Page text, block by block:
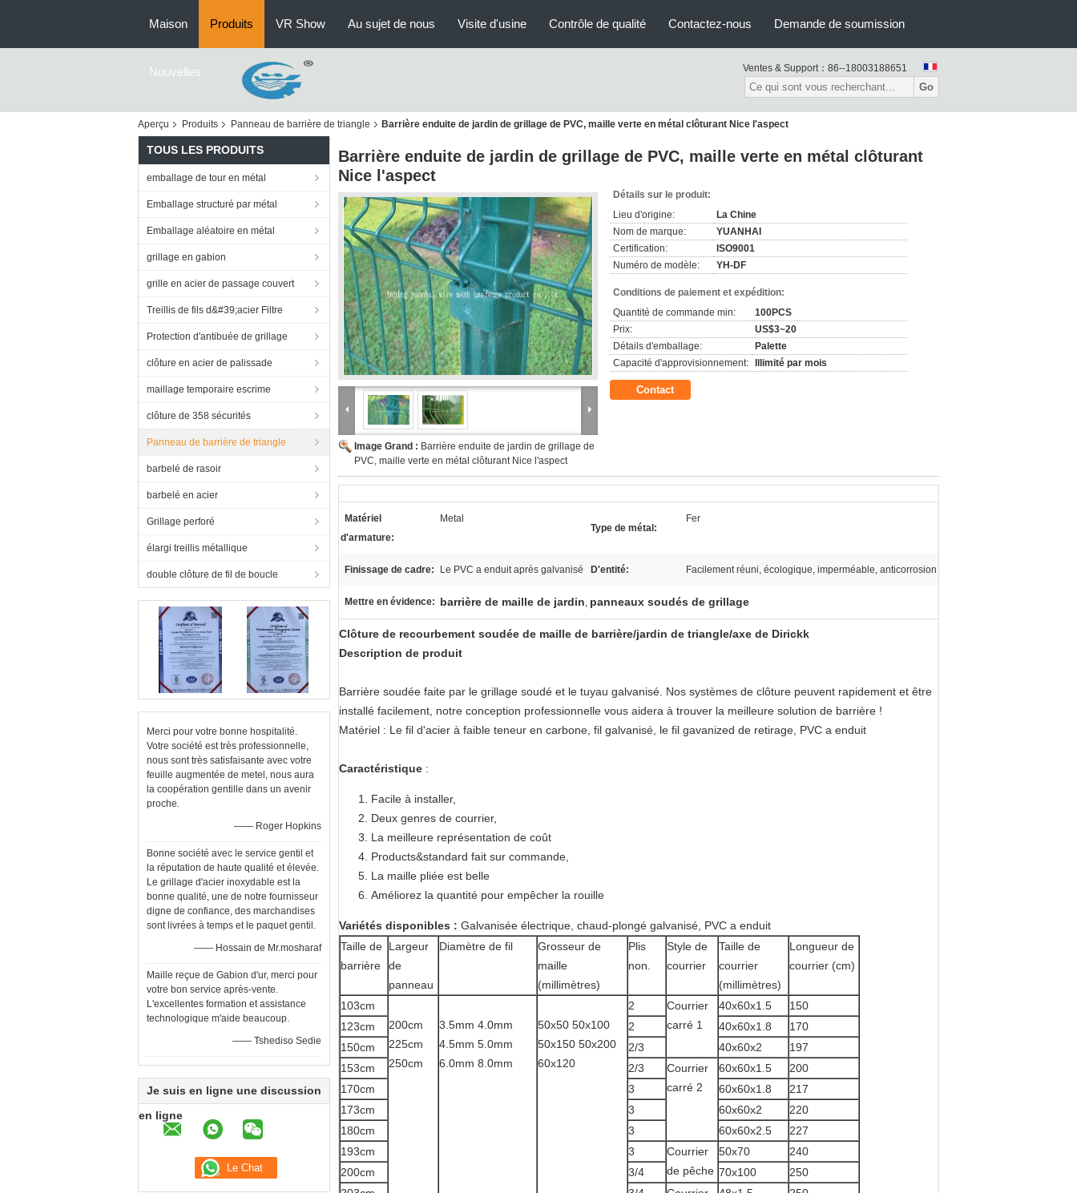
Maison Produits VR Show Au sujet de nous Visite d'usine Contrôle de qualité Contactez-nous Demande de soumission
Nouvelles Ventes & Support： 86--18003188651
Go
Aperçu Produits Panneau de barrière de triangle Barrière enduite de jardin de grillage de PVC, maille verte en métal clôturant Nice l'aspect
TOUS LES PRODUITS
emballage de tour en métal
Emballage structuré par métal
Emballage aléatoire en métal
grillage en gabion
grille en acier de passage couvert
Treillis de fils d&#39;acier Filtre
Protection d'antibuée de grillage
clôture en acier de palissade
maillage temporaire escrime
clôture de 358 sécurités
Panneau de barrière de triangle
barbelé de rasoir
barbelé en acier
Grillage perforé
élargi treillis métallique
double clôture de fil de boucle
Merci pour votre bonne hospitalité.
Votre société est très professionnelle,
nous sont très satisfaisante avec votre
feuille augmentée de metel, nous aura
la coopération gentille dans un avenir
proche.
—— Roger Hopkins
Bonne société avec le service gentil et
la réputation de haute qualité et élevée.
Le grillage d'acier inoxydable est la
bonne qualité, une de notre fournisseur
digne de confiance, des marchandises
sont livrées à temps et le paquet gentil.
—— Hossain de Mr.mosharaf
Maille reçue de Gabion d'ur, merci pour
votre bon service après-vente.
L'excellentes formation et assistance
technologique m'aide beaucoup.
—— Tshediso Sedie
Je suis en ligne une discussion
en ligne
Barrière enduite de jardin de grillage de PVC, maille verte en métal clôturant
Nice l'aspect
Image Grand : Barrière enduite de jardin de grillage de
PVC, maille verte en métal clôturant Nice l'aspect
Détails sur le produit:
Lieu d'origine:
La Chine
Nom de marque:
YUANHAI
Certification:
ISO9001
Numéro de modèle:
YH-DF
Conditions de paiement et expédition:
Quantité de commande min:
100PCS
Prix:
US$3~20
Détails d'emballage:
Palette
Capacité d'approvisionnement:
Illimité par mois
Contact
Matériel
d'armature:
Metal
Type de métal:
Fer
Finissage de cadre: Le PVC a enduit après galvanisé D'entité: Facilement réuni, écologique, imperméable, anticorrosion
Mettre en évidence: barrière de maille de jardin, panneaux soudés de grillage
Clôture de recourbement soudée de maille de barrière/jardin de triangle/axe de Dirickk
Description de produit
Barrière soudée faite par le grillage soudé et le tuyau galvanisé. Nos systèmes de clôture peuvent rapidement et être
installé facilement, notre conception professionnelle vous aidera à trouver la meilleure solution de barrière !
Matériel : Le fil d'acier à faible teneur en carbone, fil galvanisé, le fil gavanized de retirage, PVC a enduit
Caractéristique :
Facile à installer,
Deux genres de courrier,
La meilleure représentation de coût
Products&standard fait sur commande,
La maille pliée est belle
Améliorez la quantité pour empêcher la rouille
Variétés disponibles : Galvanisée électrique, chaud-plongé galvanisé, PVC a enduit
Taille de
barrière
Largeur
de
panneau
Diamètre de fil
Grosseur de
maille
(millimètres)
Plis
non.
Style de
courrier
Taille de
courrier
(millimètres)
Longueur de
courrier (cm)
103cm
200cm
225cm
250cm
3.5mm 4.0mm
4.5mm 5.0mm
6.0mm 8.0mm
50x50 50x100
50x150 50x200
60x120
2
Courrier
carré 1
40x60x1.5
150
123cm
2 40x60x1.8
170
150cm
2/3 40x60x2
197
153cm
2/3
Courrier
carré 2
60x60x1.5
200
170cm
3 60x60x1.8
217
173cm
3 60x60x2
220
180cm
3 60x60x2.5
227
193cm
3
Courrier
de pêche
50x70
240
200cm
3/4 70x100
250